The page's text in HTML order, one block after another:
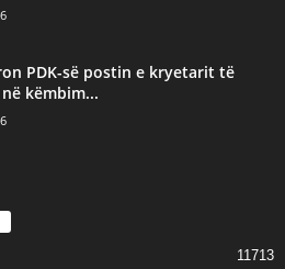
PDK-së postin e kryetarit të
këmbim...
11713